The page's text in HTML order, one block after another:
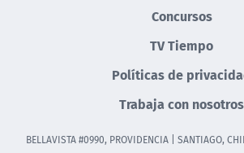
Concursos
TV Tiempo
Políticas de
Trabaja con nosotros
BELLAVISTA #0990, PROVIDENCIA | SANTIAGO,